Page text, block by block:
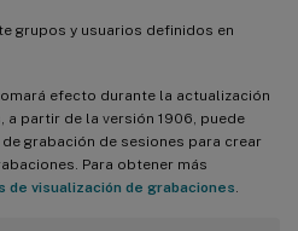
grupos y usuarios definidos en
efecto durante la actualización
a partir de la versión 1906, puede
grabación de sesiones para crear
Para obtener más
de visualización de grabaciones